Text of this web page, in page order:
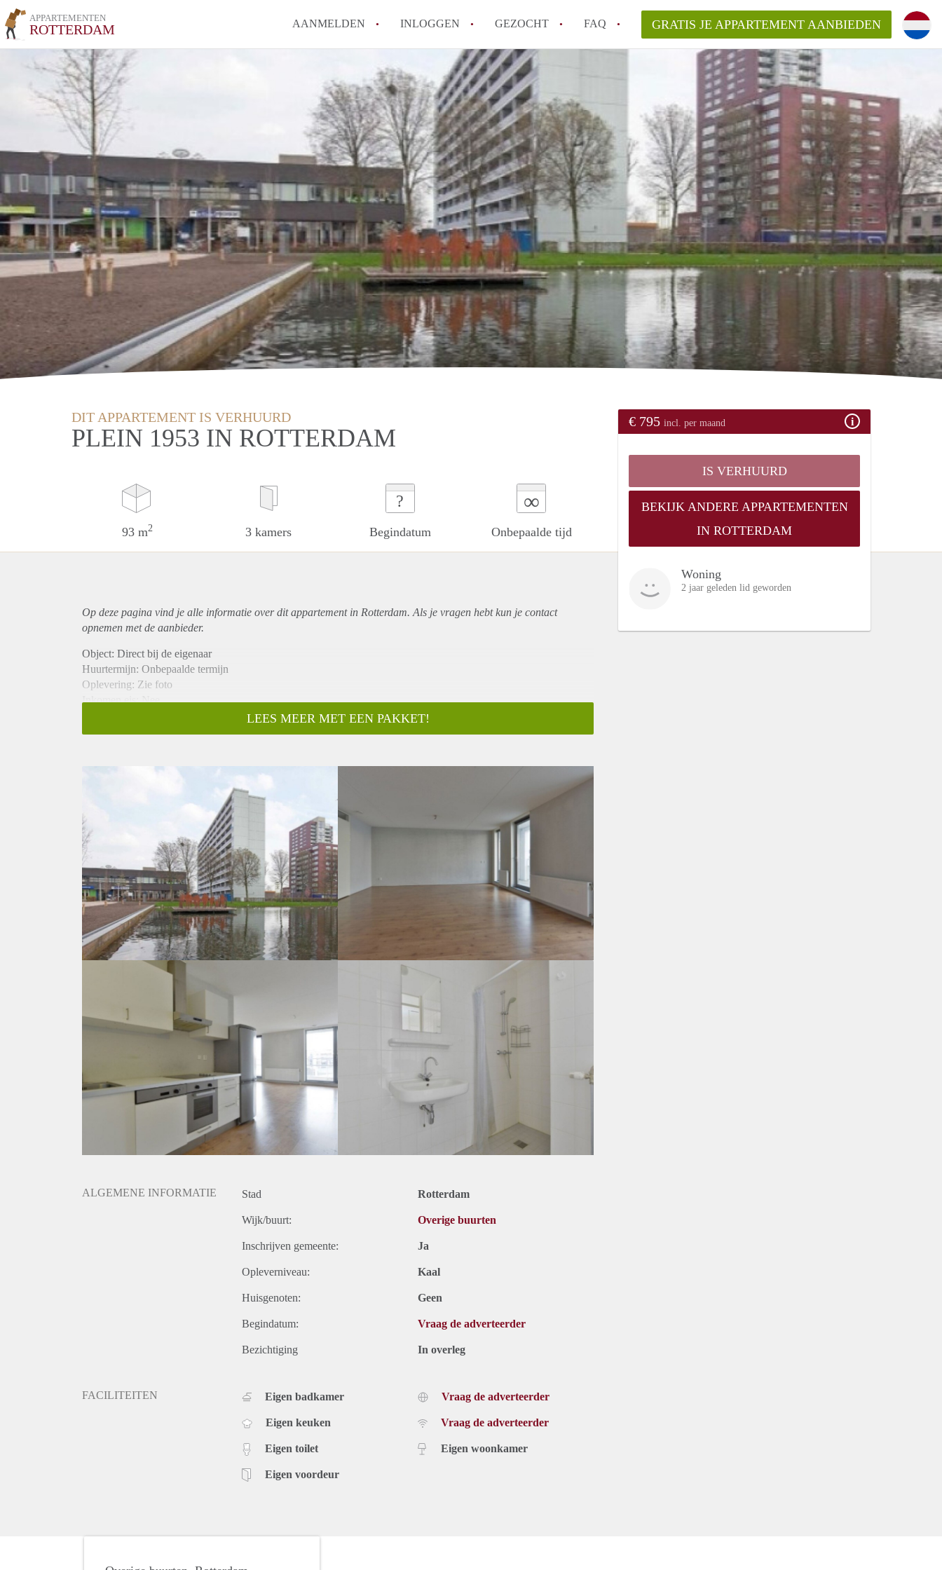
APPARTEMENTEN
ROTTERDAM AANMELDEN INLOGGEN GEZOCHT FAQ
How to translate AppartementRotterdam!
Wat is AppartementenRotterdam?
Hoeveel kost het om te reageren op een Appartement in Rotterdam?
Wat is de privacyverklaring van AppartementenRotterdam?
Berekent AppartementenRotterdam
makelaarsvergoeding/bemiddelingsvergoeding?
Alle veelgestelde vragen
GRATIS JE APPARTEMENT AANBIEDEN
DIT APPARTEMENT IS VERHUURD
PLEIN 1953 IN ROTTERDAM
93 m2 3 kamers
?
Begindatum
∞
Onbepaalde tijd
€ 795 incl. per maand
IS VERHUURD
BEKIJK ANDERE APPARTEMENTEN
IN ROTTERDAM
Woning
2 jaar geleden lid geworden
Op deze pagina vind je alle informatie over ditappartementin Rotterdam. Als je vragen hebt kun je contact
opnemen met de aanbieder.
Object: Direct bij de eigenaar
Huurtermijn: Onbepaalde termijn
Oplevering: Zie foto
Inkomen eis: Nee
Borg: 1 Maand
Huisdieren toegestaan: Afhankelijk van de Eigenaar
Geschikt voor studenten: Afhankelijk van de Eigenaar
LEES MEER MET EEN PAKKET!
ALGEMENE INFORMATIE Stad Rotterdam
Wijk/buurt: Overige buurten
Inschrijven gemeente: Ja
Opleverniveau: Kaal
Huisgenoten: Geen
Begindatum: Vraag de adverteerder
Bezichtiging In overleg
FACILITEITEN Eigen badkamer
Eigen keuken
Eigen toilet
Eigen voordeur
Vraag de adverteerder
Vraag de adverteerder
Eigen woonkamer